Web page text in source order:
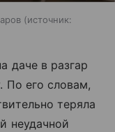
источник:
даче в разгар
По его словам,
теряла
неудачной